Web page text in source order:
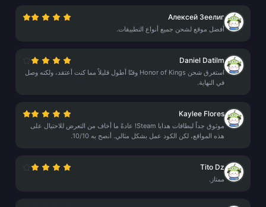
Алексей Зеелиг
أفضل موقع لشحن جميع أنواع التطبيقات.
Daniel Datilm
استغرق شحن Honor of Kings وقتًا أطول قليلاً مما كنت أعتقد، ولكنه وصل
في النهاية.
Kaylee Flores
موثوق جداً لبطاقات هدايا Steam! عادةً ما أخاف من التعرض للاحتيال على
هذه المواقع، لكن الكود عمل بشكل مثالي. أنصح به 10/10.
Tito Dz
ممتاز.